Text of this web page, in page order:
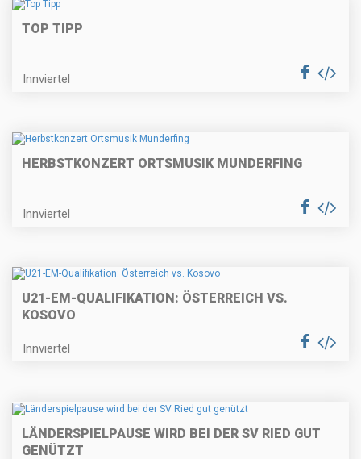
TOP TIPP
Innviertel
HERBSTKONZERT ORTSMUSIK MUNDERFING
Innviertel
U21-EM-QUALIFIKATION: ÖSTERREICH VS.
KOSOVO
Innviertel
LÄNDERSPIELPAUSE WIRD BEI DER SV RIED GUT
GENÜTZT